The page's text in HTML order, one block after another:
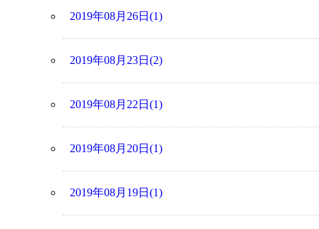
2019年08月26日(1)
2019年08月23日(2)
2019年08月22日(1)
2019年08月20日(1)
2019年08月19日(1)